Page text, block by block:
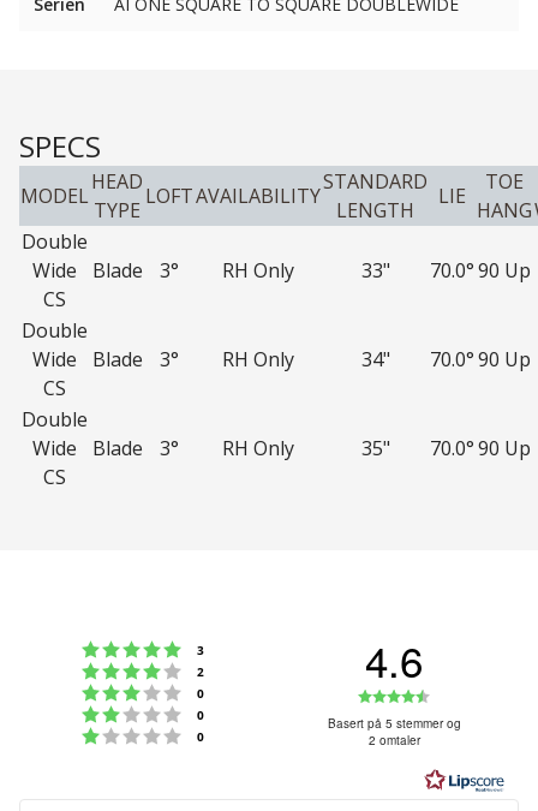
SPECS
MODEL
HEAD
TYPE
LOFTAVAILABILITY
STANDARD
LENGTH
LIE
TOE
HANG
Double
Wide
CS
Blade 3° RH Only 33" 70.0°90 Up
Double
Wide
CS
Blade 3° RH Only 34" 70.0°90 Up
Double
Wide
CS
Blade 3° RH Only 35" 70.0°90 Up
Karakter: 5 av 5 mulige
3
Karakter: 4 av 5 mulige
2
Karakter: 3 av 5 mulige
0
Karakter: 2 av 5 mulige
0
Karakter: 1 av 5 mulige
0
4.6
4.6
5
Basert på 5 stemmer og
2 omtaler